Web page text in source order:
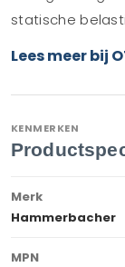
statische
Lees meer bij
KENMERKEN
Merk
Hammerbacher
MPN